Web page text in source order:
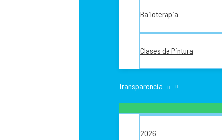
Bailoterapia
Clases de Pintura
Transparencia
2026